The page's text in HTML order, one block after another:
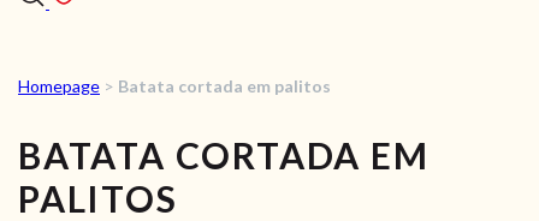
RECEITAS
VÍDEOS
Homepage > Batata cortada em palitos
BATATA CORTADA EM
PALITOS